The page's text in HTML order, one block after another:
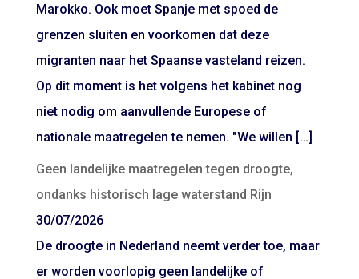
Marokko. Ook moet Spanje met spoed de
grenzen sluiten en voorkomen dat deze
migranten naar het Spaanse vasteland reizen.
Op dit moment is het volgens het kabinet nog
niet nodig om aanvullende Europese of
nationale maatregelen te nemen. "We willen […]
Geen landelijke maatregelen tegen droogte,
ondanks historisch lage waterstand Rijn
30/07/2026
De droogte in Nederland neemt verder toe, maar
er worden voorlopig geen landelijke of